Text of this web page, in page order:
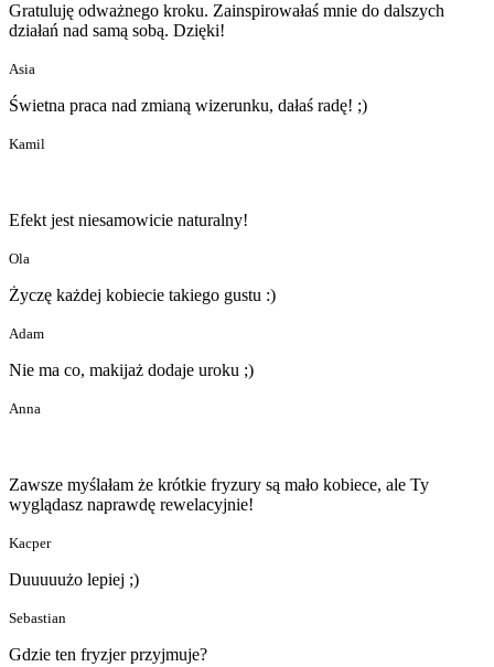
Gratuluję odważnego kroku. Zainspirowałaś mnie do dalszych
działań nad samą sobą. Dzięki!
Asia
Świetna praca nad zmianą wizerunku, dałaś radę! ;)
Kamil
Efekt jest niesamowicie naturalny!
Ola
Życzę każdej kobiecie takiego gustu :)
Adam
Nie ma co, makijaż dodaje uroku ;)
Anna
Zawsze myślałam że krótkie fryzury są mało kobiece, ale Ty
wyglądasz naprawdę rewelacyjnie!
Kacper
Duuuuużo lepiej ;)
Sebastian
Gdzie ten fryzjer przyjmuje?